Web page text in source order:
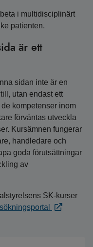
i multidisciplinärt
patienten.
är ett
sidan inte är en
utan endast ett
kompetenser inom
förväntas utveckla
Kursämnen fungerar
handledare och
goda förutsättningar
av
SK-kurser